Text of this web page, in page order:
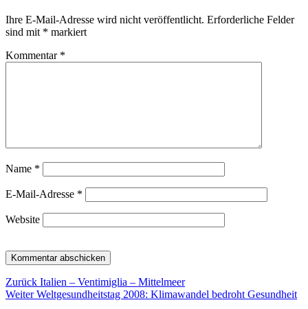
Ihre E-Mail-Adresse wird nicht veröffentlicht. Erforderliche Felder
sind mit * markiert
Kommentar *
Name *
E-Mail-Adresse *
Website
Beitragsnavigation
Zurück Vorheriger
Beitrag:
Italien – Ventimiglia – Mittelmeer
Weiter Nächster
Weltgesundheitstag 2008: Klimawandel bedroht Gesundheit